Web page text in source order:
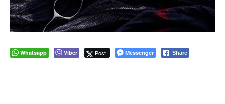
Whatsapp Viber Post Messenger Share